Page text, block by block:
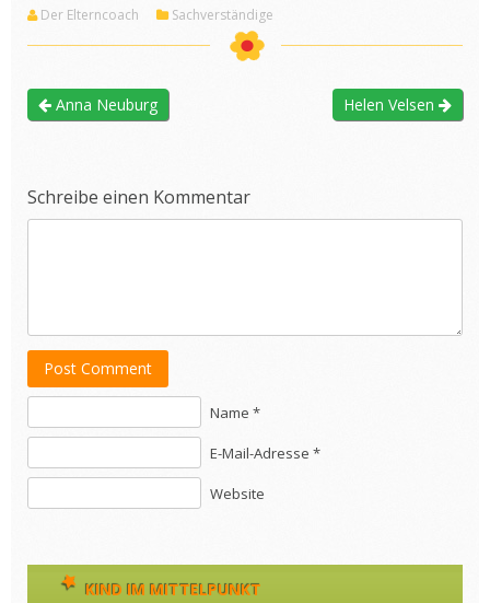
Der Elterncoach Sachverständige
Anna Neuburg Helen Velsen
Schreibe einen Kommentar
Post Comment
Name *
E-Mail-Adresse *
Website
KIND IM MITTELPUNKT